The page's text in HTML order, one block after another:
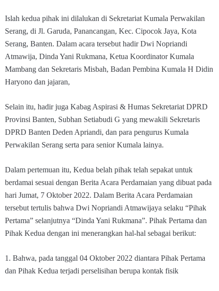
Islah kedua pihak ini dilalukan di Sekretariat Kumala Perwakilan
Serang, di Jl. Garuda, Panancangan, Kec. Cipocok Jaya, Kota
Serang, Banten. Dalam acara tersebut hadir Dwi Nopriandi
Atmawija, Dinda Yani Rukmana, Ketua Koordinator Kumala
Mambang dan Sekretaris Misbah, Badan Pembina Kumala H Didin
Haryono dan jajaran,
Selain itu, hadir juga Kabag Aspirasi & Humas Sekretariat DPRD
Provinsi Banten, Subhan Setiabudi G yang mewakili Sekretaris
DPRD Banten Deden Apriandi, dan para pengurus Kumala
Perwakilan Serang serta para senior Kumala lainya.
Dalam pertemuan itu, Kedua belah pihak telah sepakat untuk
berdamai sesuai dengan Berita Acara Perdamaian yang dibuat pada
hari Jumat, 7 Oktober 2022. Dalam Berita Acara Perdamaian
tersebut tertulis bahwa Dwi Nopriandi Atmawijaya selaku “Pihak
Pertama” selanjutnya “Dinda Yani Rukmana”. Pihak Pertama dan
Pihak Kedua dengan ini menerangkan hal-hal sebagai berikut:
1. Bahwa, pada tanggal 04 Oktober 2022 diantara Pihak Pertama
dan Pihak Kedua terjadi perselisihan berupa kontak fisik